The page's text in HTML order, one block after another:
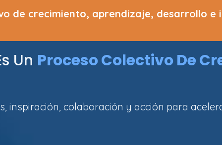
de crecimiento, aprendizaje, desarrollo e
Un Proceso Colectivo De
inspiración, colaboración y acción para